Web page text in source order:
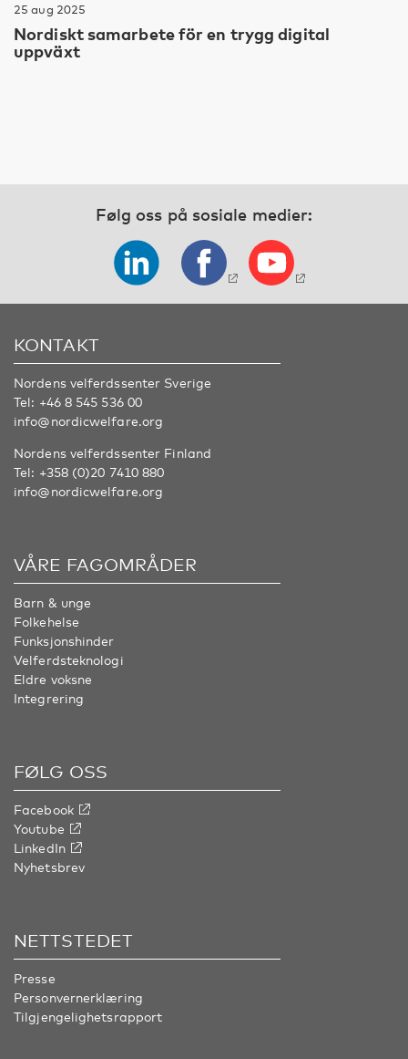
25 aug 2025
Nordiskt samarbete för en trygg digital
uppväxt
Følg oss på sosiale medier:
KONTAKT
Nordens velferdssenter Sverige
Tel: +46 8 545 536 00
info@nordicwelfare.org
Nordens velferdssenter Finland
Tel: +358 (0)20 7410 880
info@nordicwelfare.org
VÅRE FAGOMRÅDER
Barn & unge
Folkehelse
Funksjonshinder
Velferdsteknologi
Eldre voksne
Integrering
FØLG OSS
Facebook
Youtube
LinkedIn
Nyhetsbrev
NETTSTEDET
Presse
Personvernerklæring
Tilgjengelighetsrapport